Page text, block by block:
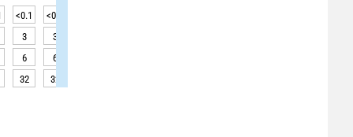
<0.1 <0.1
3 3
6 6
32 32